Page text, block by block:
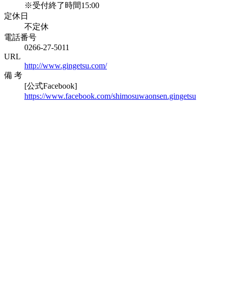
※受付終了時間15:00
定休日
不定休
電話番号
0266-27-5011
URL
http://www.gingetsu.com/
備 考
[公式Facebook]
https://www.facebook.com/shimosuwaonsen.gingetsu